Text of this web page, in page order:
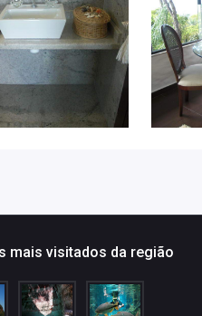
mais visitados da região